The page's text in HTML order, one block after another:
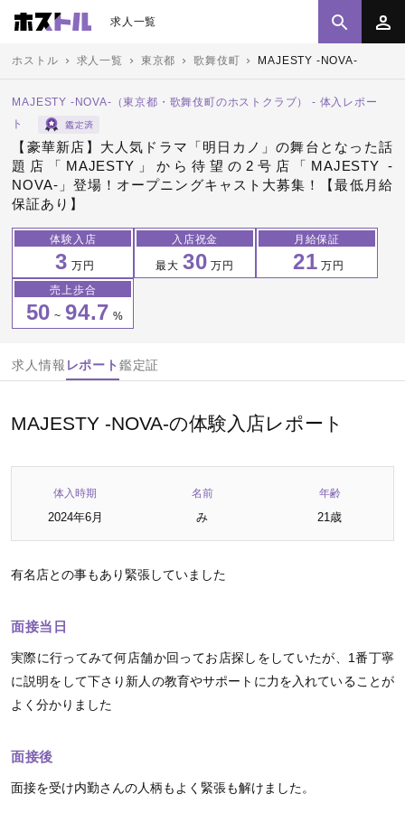
求人一覧
ホストル 求人一覧 東京都 歌舞伎町 MAJESTY -NOVA-
MAJESTY -NOVA-（東京都・歌舞伎町のホストクラブ） - 体入レポー
ト
【豪華新店】大人気ドラマ「明日カノ」の舞台となった話
題店「MAJESTY」から待望の2号店「MAJESTY -
NOVA-」登場！オープニングキャスト大募集！【最低月給
保証あり】
体験入店
3 万円
入店祝金
最大 30 万円
月給保証
21 万円
売上歩合
50 ~ 94.7 %
求人情報 レポート 鑑定証
MAJESTY -NOVA-の体験入店レポート
体入時期 名前 年齢
2024年6月 み 21歳
有名店との事もあり緊張していました
面接当日
実際に行ってみて何店舗か回ってお店探しをしていたが、1番丁寧
に説明をして下さり新人の教育やサポートに力を入れていることが
よく分かりました
面接後
面接を受け内勤さんの人柄もよく緊張も解けました。